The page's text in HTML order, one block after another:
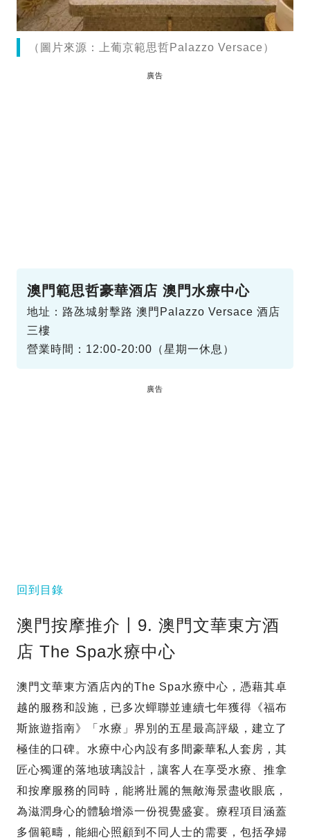
（圖片來源：上葡京範思哲Palazzo Versace）
廣告
澳門範思哲豪華酒店 澳門水療中心
地址：路氹城射擊路 澳門Palazzo Versace 酒店
三樓
營業時間：12:00-20:00（星期一休息）
廣告
回到目錄
澳門按摩推介〡9. 澳門文華東方酒
店 The Spa水療中心
澳門文華東方酒店內的The Spa水療中心，憑藉其卓
越的服務和設施，已多次蟬聯並連續七年獲得《福布
斯旅遊指南》「水療」界別的五星最高評級，建立了
極佳的口碑。水療中心內設有多間豪華私人套房，其
匠心獨運的落地玻璃設計，讓客人在享受水療、推拿
和按摩服務的同時，能將壯麗的無敵海景盡收眼底，
為滋潤身心的體驗增添一份視覺盛宴。療程項目涵蓋
多個範疇，能細心照顧到不同人士的需要，包括孕婦